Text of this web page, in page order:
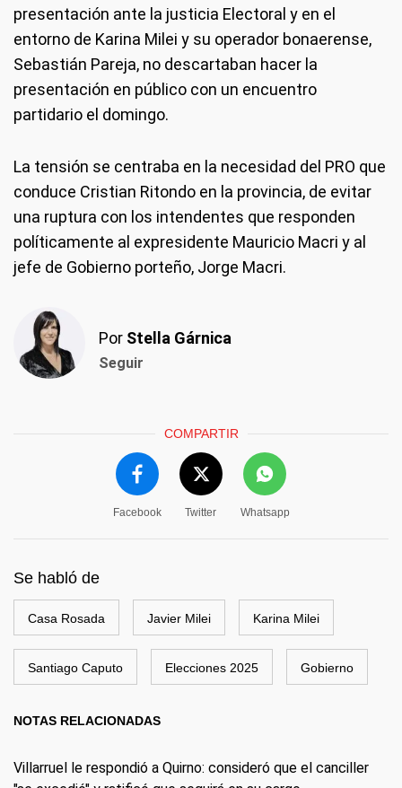
presentación ante la justicia Electoral y en el
entorno de Karina Milei y su operador bonaerense,
Sebastián Pareja, no descartaban hacer la
presentación en público con un encuentro
partidario el domingo.
La tensión se centraba en la necesidad del PRO que
conduce Cristian Ritondo en la provincia, de evitar
una ruptura con los intendentes que responden
políticamente al expresidente Mauricio Macri y al
jefe de Gobierno porteño, Jorge Macri.
Por Stella Gárnica
Seguir
COMPARTIR
Facebook Twitter Whatsapp
Se habló de
Casa Rosada Javier Milei Karina Milei
Santiago Caputo Elecciones 2025 Gobierno
NOTAS RELACIONADAS
Villarruel le respondió a Quirno: consideró que el canciller